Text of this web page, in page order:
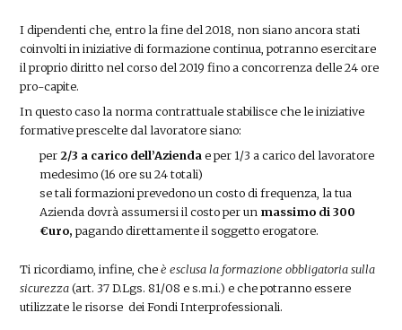
I dipendenti che, entro la fine del 2018, non siano ancora stati
coinvolti in iniziative di formazione continua, potranno esercitare
il proprio diritto nel corso del 2019 fino a concorrenza delle 24 ore
pro-capite.
In questo caso la norma contrattuale stabilisce che le iniziative
formative prescelte dal lavoratore siano:
per2/3 a carico dell’Aziendae per 1/3 a carico del lavoratore
medesimo (16 ore su 24 totali)
se tali formazioni prevedono un costo di frequenza, la tua
Azienda dovrà assumersi il costo per un massimo di 300
€uro,pagando direttamente il soggetto erogatore.
Ti ricordiamo, infine, cheè esclusa la formazione obbligatoria sulla
sicurezza(art. 37 D.Lgs. 81/08 e s.m.i.) e che potranno essere
utilizzate le risorse dei Fondi Interprofessionali.